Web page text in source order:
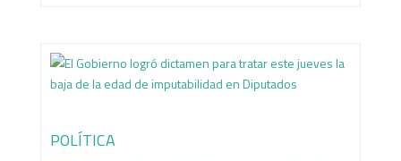
POLÍTICA